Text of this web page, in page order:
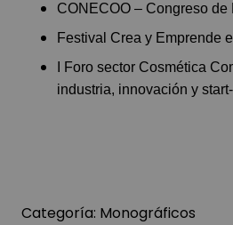
CONECOO – Congreso
Festival Crea y Emprende
I Foro sector Cosmética
industria, innovación y
Categoría: Monográficos